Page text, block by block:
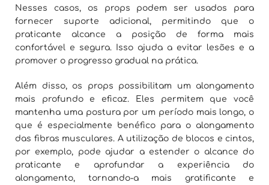
Nesses casos, os props podem ser usados para
fornecer suporte adicional, permitindo que o
praticante alcance a posição de forma mais
confortável e segura. Isso ajuda a evitar lesões e a
promover o progresso gradual na prática.
Além disso, os props possibilitam um alongamento
mais profundo e eficaz. Eles permitem que você
mantenha uma postura por um período mais longo, o
que é especialmente benéfico para o alongamento
das fibras musculares. A utilização de blocos e cintos,
por exemplo, pode ajudar a estender o alcance do
praticante e aprofundar a experiência do
alongamento, tornando-a mais gratificante e